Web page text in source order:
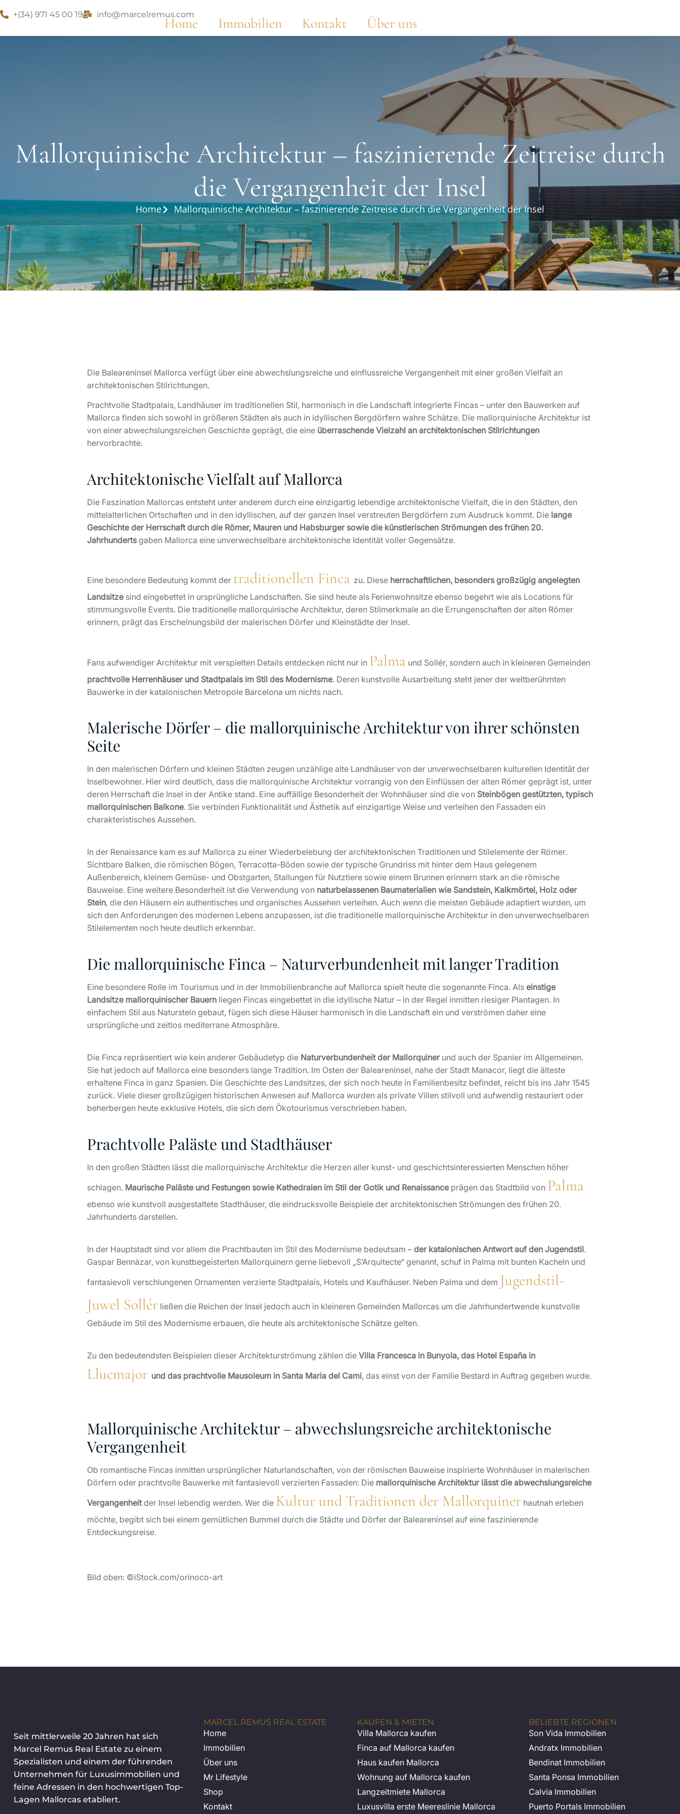
+(34) 971 45 00 19 info@marcelremus.com
Home Immobilien Kontakt Über uns
Mallorquinische Architektur – faszinierende Zeitreise durch
die Vergangenheit der Insel
Home Mallorquinische Architektur – faszinierende Zeitreise durch die Vergangenheit der Insel
Die Baleareninsel Mallorca verfügt über eine abwechslungsreiche und einflussreiche Vergangenheit mit einer großen Vielfalt an
architektonischen Stilrichtungen.
Prachtvolle Stadtpalais, Landhäuser im traditionellen Stil, harmonisch in die Landschaft integrierte Fincas – unter den Bauwerken auf
Mallorca finden sich sowohl in größeren Städten als auch in idyllischen Bergdörfern wahre Schätze. Die mallorquinische Architektur ist
von einer abwechslungsreichen Geschichte geprägt, die eine überraschende Vielzahl an architektonischen Stilrichtungen
hervorbrachte.
Architektonische Vielfalt auf Mallorca
Die Faszination Mallorcas entsteht unter anderem durch eine einzigartig lebendige architektonische Vielfalt, die in den Städten, den
mittelalterlichen Ortschaften und in den idyllischen, auf der ganzen Insel verstreuten Bergdörfern zum Ausdruck kommt. Die lange
Geschichte der Herrschaft durch die Römer, Mauren und Habsburger sowie die künstlerischen Strömungen des frühen 20.
Jahrhundertsgaben Mallorca eine unverwechselbare architektonische Identität voller Gegensätze.
Eine besondere Bedeutung kommt der traditionellen Finca zu. Diese herrschaftlichen, besonders großzügig angelegten
Landsitze sind eingebettet in ursprüngliche Landschaften. Sie sind heute als Ferienwohnsitze ebenso begehrt wie als Locations für
stimmungsvolle Events. Die traditionelle mallorquinische Architektur, deren Stilmerkmale an die Errungenschaften der alten Römer
erinnern, prägt das Erscheinungsbild der malerischen Dörfer und Kleinstädte der Insel.
Fans aufwendiger Architektur mit verspielten Details entdecken nicht nur in Palma und Sollér, sondern auch in kleineren Gemeinden
prachtvolle Herrenhäuser und Stadtpalais im Stil des Modernisme. Deren kunstvolle Ausarbeitung steht jener der weltberühmten
Bauwerke in der katalonischen Metropole Barcelona um nichts nach.
Malerische Dörfer – die mallorquinische Architektur von ihrer schönsten
Seite
In den malerischen Dörfern und kleinen Städten zeugen unzählige alte Landhäuser von der unverwechselbaren kulturellen Identität der
Inselbewohner. Hier wird deutlich, dass die mallorquinische Architektur vorrangig von den Einflüssen der alten Römer geprägt ist, unter
deren Herrschaft die Insel in der Antike stand. Eine auffällige Besonderheit der Wohnhäuser sind die von Steinbögen gestützten, typisch
mallorquinischen Balkone. Sie verbinden Funktionalität und Ästhetik auf einzigartige Weise und verleihen den Fassaden ein
charakteristisches Aussehen.
In der Renaissance kam es auf Mallorca zu einer Wiederbelebung der architektonischen Traditionen und Stilelemente der Römer.
Sichtbare Balken, die römischen Bögen, Terracotta-Böden sowie der typische Grundriss mit hinter dem Haus gelegenem
Außenbereich, kleinem Gemüse- und Obstgarten, Stallungen für Nutztiere sowie einem Brunnen erinnern stark an die römische
Bauweise. Eine weitere Besonderheit ist die Verwendung von naturbelassenen Baumaterialien wie Sandstein, Kalkmörtel, Holz oder
Stein, die den Häusern ein authentisches und organisches Aussehen verleihen. Auch wenn die meisten Gebäude adaptiert wurden, um
sich den Anforderungen des modernen Lebens anzupassen, ist die traditionelle mallorquinische Architektur in den unverwechselbaren
Stilelementen noch heute deutlich erkennbar.
Die mallorquinische Finca – Naturverbundenheit mit langer Tradition
Eine besondere Rolle im Tourismus und in der Immobilienbranche auf Mallorca spielt heute die sogenannte Finca. Als einstige
Landsitze mallorquinischer Bauern liegen Fincas eingebettet in die idyllische Natur – in der Regel inmitten riesiger Plantagen. In
einfachem Stil aus Naturstein gebaut, fügen sich diese Häuser harmonisch in die Landschaft ein und verströmen daher eine
ursprüngliche und zeitlos mediterrane Atmosphäre.
Die Finca repräsentiert wie kein anderer Gebäudetyp die Naturverbundenheit der Mallorquinerund auch der Spanier im Allgemeinen.
Sie hat jedoch auf Mallorca eine besonders lange Tradition. Im Osten der Baleareninsel, nahe der Stadt Manacor, liegt die älteste
erhaltene Finca in ganz Spanien. Die Geschichte des Landsitzes, der sich noch heute in Familienbesitz befindet, reicht bis ins Jahr 1545
zurück. Viele dieser großzügigen historischen Anwesen auf Mallorca wurden als private Villen stilvoll und aufwendig restauriert oder
beherbergen heute exklusive Hotels, die sich dem Ökotourismus verschrieben haben.
Prachtvolle Paläste und Stadthäuser
In den großen Städten lässt die mallorquinische Architektur die Herzen aller kunst- und geschichtsinteressierten Menschen höher
schlagen. Maurische Paläste und Festungen sowie Kathedralen im Stil der Gotik und Renaissance prägen das Stadtbild von Palma
ebenso wie kunstvoll ausgestaltete Stadthäuser, die eindrucksvolle Beispiele der architektonischen Strömungen des frühen 20.
Jahrhunderts darstellen.
In der Hauptstadt sind vor allem die Prachtbauten im Stil des Modernisme bedeutsam – der katalonischen Antwort auf den Jugendstil.
Gaspar Bennàzar, von kunstbegeisterten Mallorquinern gerne liebevoll „S’Arquitecte“ genannt, schuf in Palma mit bunten Kacheln und
fantasievoll verschlungenen Ornamenten verzierte Stadtpalais, Hotels und Kaufhäuser. Neben Palma und dem Jugendstil-
Juwel Sollér ließen die Reichen der Insel jedoch auch in kleineren Gemeinden Mallorcas um die Jahrhundertwende kunstvolle
Gebäude im Stil des Modernisme erbauen, die heute als architektonische Schätze gelten.
Zu den bedeutendsten Beispielen dieser Architekturströmung zählen die Villa Francesca in Bunyola, das Hotel España in
Llucmajor und das prachtvolle Mausoleum in Santa Maria del Cami, das einst von der Familie Bestard in Auftrag gegeben wurde.
Mallorquinische Architektur – abwechslungsreiche architektonische
Vergangenheit
Ob romantische Fincas inmitten ursprünglicher Naturlandschaften, von der römischen Bauweise inspirierte Wohnhäuser in malerischen
Dörfern oder prachtvolle Bauwerke mit fantasievoll verzierten Fassaden: Die mallorquinische Architektur lässt die abwechslungsreiche
Vergangenheitder Insel lebendig werden. Wer die Kultur und Traditionen der Mallorquiner hautnah erleben
möchte, begibt sich bei einem gemütlichen Bummel durch die Städte und Dörfer der Baleareninsel auf eine faszinierende
Entdeckungsreise.
Bild oben: ©iStock.com/orinoco-art
Seit mittlerweile 20 Jahren hat sich
Marcel Remus Real Estate zu einem
Spezialisten und einem der führenden
Unternehmen für Luxusimmobilien und
feine Adressen in den hochwertigen Top-
Lagen Mallorcas etabliert.
MARCEL REMUS REAL ESTATE
Home
Immobilien
Über uns
Mr Lifestyle
Shop
Kontakt
KAUFEN & MIETEN
Villa Mallorca kaufen
Finca auf Mallorca kaufen
Haus kaufen Mallorca
Wohnung auf Mallorca kaufen
Langzeitmiete Mallorca
Luxusvilla erste Meereslinie Mallorca
BELIEBTE REGIONEN
Son Vida Immobilien
Andratx Immobilien
Bendinat Immobilien
Santa Ponsa Immobilien
Calvia Immobilien
Puerto Portals Immobilien